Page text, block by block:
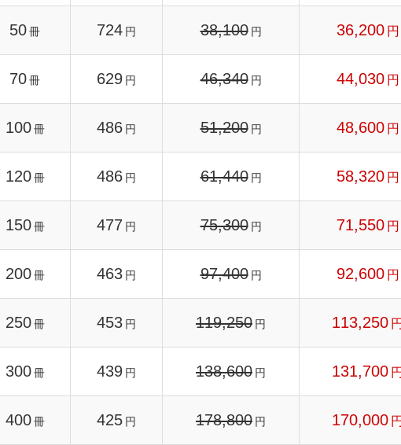
50冊 724 円 38,100 円 36,200 円
70冊 629 円 46,340 円 44,030 円
100 冊 486 円 51,200 円 48,600 円
120 冊 486 円 61,440 円 58,320 円
150 冊 477 円 75,300 円 71,550 円
200 冊 463 円 97,400 円 92,600 円
250 冊 453 円 119,250 円 113,250 円
300 冊 439 円 138,600 円 131,700 円
400 冊 425 円 178,800 円 170,000 円